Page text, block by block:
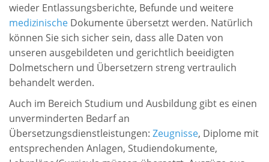
wieder Entlassungsberichte, Befunde und weitere
medizinische Dokumente übersetzt werden. Natürlich
können Sie sich sicher sein, dass alle Daten von
unseren ausgebildeten und gerichtlich beeidigten
Dolmetschern und Übersetzern streng vertraulich
behandelt werden.
Auch im Bereich Studium und Ausbildung gibt es einen
unverminderten Bedarf an
Übersetzungsdienstleistungen: Zeugnisse, Diplome mit
entsprechenden Anlagen, Studiendokumente,